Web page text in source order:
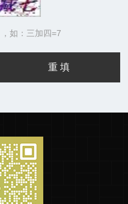
如：三加四=7